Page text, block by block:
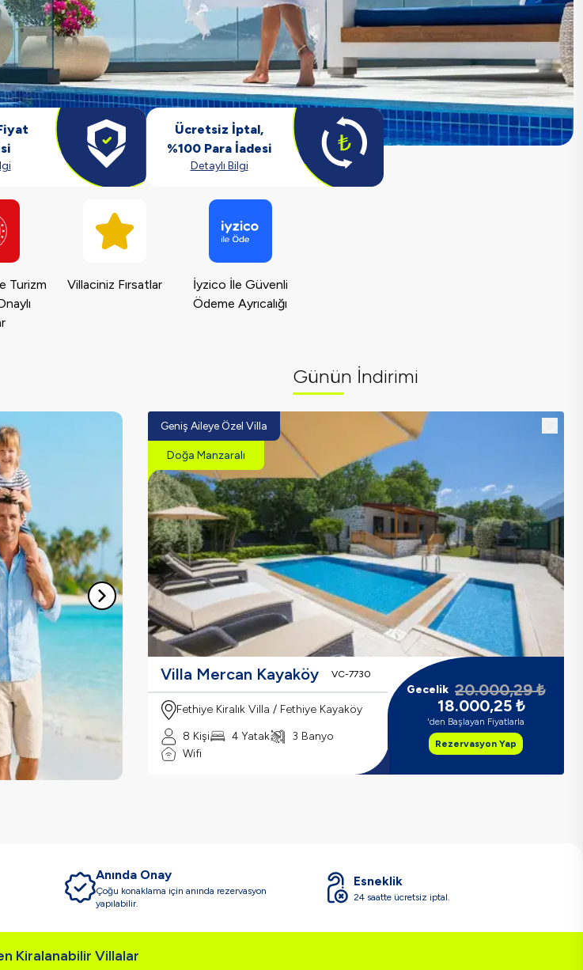
Ücretsiz İptal,
%100 Para İadesi
Detaylı Bilgi
Turizm
Villaciniz Fırsatlar
İyzico İle Güvenli
Ödeme Ayrıcalığı
Günün İndirimi
Geniş Aileye Özel Villa
Doğa Manzaralı
Villa Mercan Kayaköy VC-7730
Fethiye Kiralık Villa / Fethiye Kayaköy
8 Kişi
4 Yatak
3 Banyo
Wifi
Gecelik 20.000,29 ₺
18.000,25 ₺
'den Başlayan Fiyatlarla
Rezervasyon Yap
Anında Onay
Çoğu konaklama için anında rezervasyon
yapılabilir.
Esneklik
24 saatte ücretsiz iptal.
Kiralanabilir Villalar